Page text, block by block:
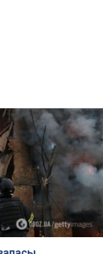
далее?
по количеству
ракет
Wildberries: